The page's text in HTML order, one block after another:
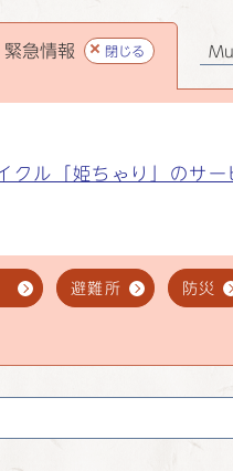
緊急情報 閉じる
クル「姫ちゃり」のサ
避難所 防災